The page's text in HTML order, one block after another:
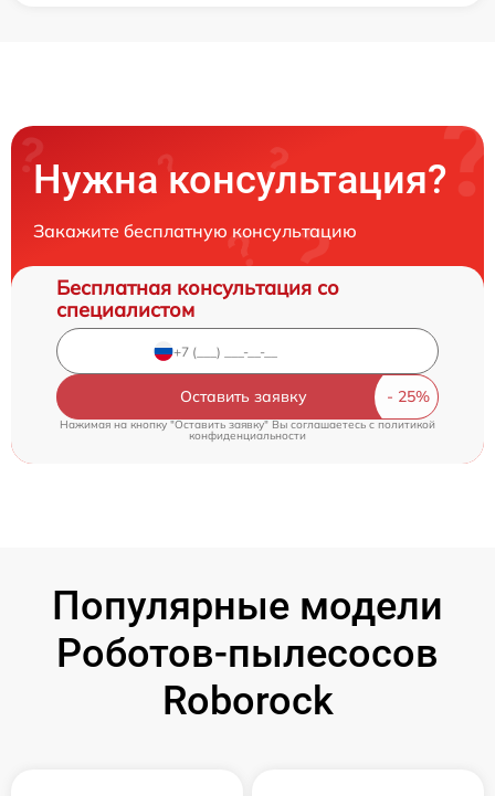
Нужна консультация?
Закажите бесплатную консультацию
Бесплатная консультация со
специалистом
Оставить заявку
Нажимая на кнопку "Оставить заявку" Вы соглашаетесь c политикой
конфиденциальности
Популярные модели
Роботов-пылесосов
Roborock